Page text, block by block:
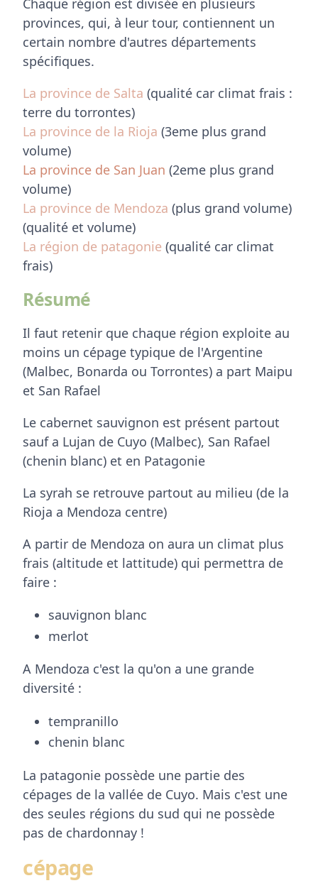
Chaque région est divisée en plusieurs
provinces, qui, à leur tour, contiennent un
certain nombre d'autres départements
spécifiques.
La province de Salta (qualité car climat frais :
terre du torrontes)
La province de la Rioja (3eme plus grand
volume)
La province de San Juan (2eme plus grand
volume)
La province de Mendoza (plus grand volume)
(qualité et volume)
La région de patagonie (qualité car climat
frais)
Résumé
Il faut retenir que chaque région exploite au
moins un cépage typique de l'Argentine
(Malbec, Bonarda ou Torrontes) a part Maipu
et San Rafael
Le cabernet sauvignon est présent partout
sauf a Lujan de Cuyo (Malbec), San Rafael
(chenin blanc) et en Patagonie
La syrah se retrouve partout au milieu (de la
Rioja a Mendoza centre)
A partir de Mendoza on aura un climat plus
frais (altitude et lattitude) qui permettra de
faire :
sauvignon blanc
merlot
A Mendoza c'est la qu'on a une grande
diversité :
tempranillo
chenin blanc
La patagonie possède une partie des
cépages de la vallée de Cuyo. Mais c'est une
des seules régions du sud qui ne possède
pas de chardonnay !
cépage